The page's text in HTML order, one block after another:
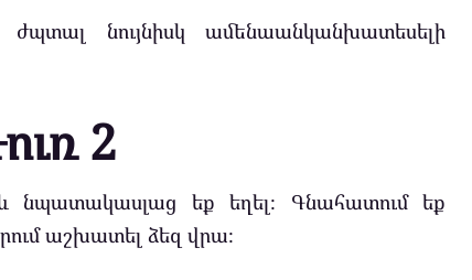
ժպտալ նույնիսկ ամենաանկանխատեսելի
2
եք եղել։ Գնահատում եք
աշխատել ձեզ վրա։